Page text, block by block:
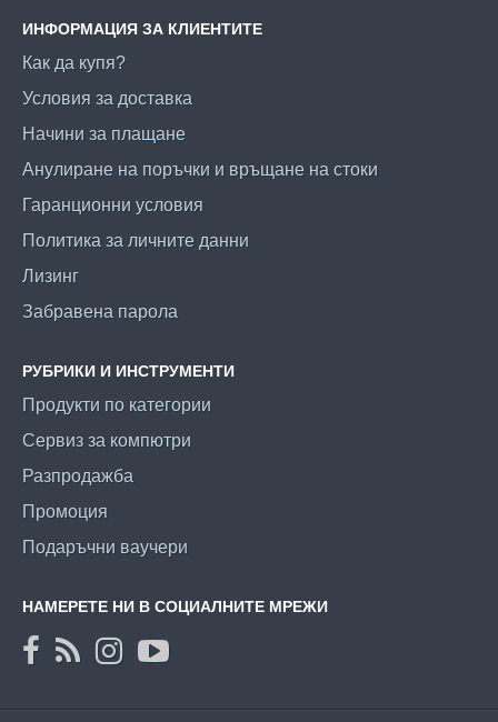
ИНФОРМАЦИЯ ЗА КЛИЕНТИТЕ
Как да купя?
Условия за доставка
Начини за плащане
Анулиране на поръчки и връщане на стоки
Гаранционни условия
Политика за личните данни
Лизинг
Забравена парола
РУБРИКИ И ИНСТРУМЕНТИ
Продукти по категории
Сервиз за компютри
Разпродажба
Промоция
Подаръчни ваучери
НАМЕРЕТЕ НИ В СОЦИАЛНИТЕ МРЕЖИ